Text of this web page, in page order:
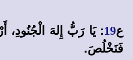
ع19: يَا رَبُّ إِلهَ الْجُنُودِ،
فَنَخْلُصَ.